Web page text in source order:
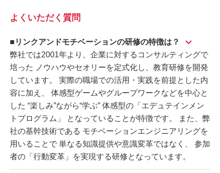
よくいただく質問
■リンクアンドモチベーションの研修の特徴は？
弊社では2001年より、企業に対するコンサルティングで
培った ノウハウやセオリーを定式化し、教育研修を開発
しています。 実際の職場での活用・実践を前提とした内
容に加え、 体感型ゲームやグループワークなどを中心と
した “楽しみ”ながら“学ぶ” 体感型の「エデュテインメン
トプログラム」 となっていることが特徴です。 また、弊
社の基幹技術である モチベーションエンジニアリングを
用いることで 単なる知識提供や意識変革ではなく、 参加
者の「行動変革」を実現する研修となっています。